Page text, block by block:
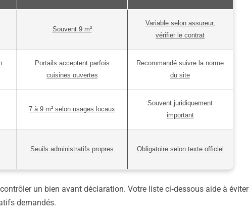
Souvent 9 m²
Variable selon assureur,
vérifier le contrat
Portails acceptent parfois
cuisines ouvertes
Recommandé suivre la norme
du site
7 à 9 m² selon usages locaux
Souvent juridiquement
important
Seuils administratifs propres Obligatoire selon texte officiel
un bien avant déclaration. Votre liste ci‑dessous aide à éviter
demandés.